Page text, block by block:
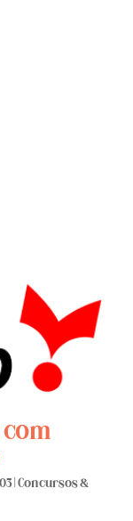
com
|Concursos &